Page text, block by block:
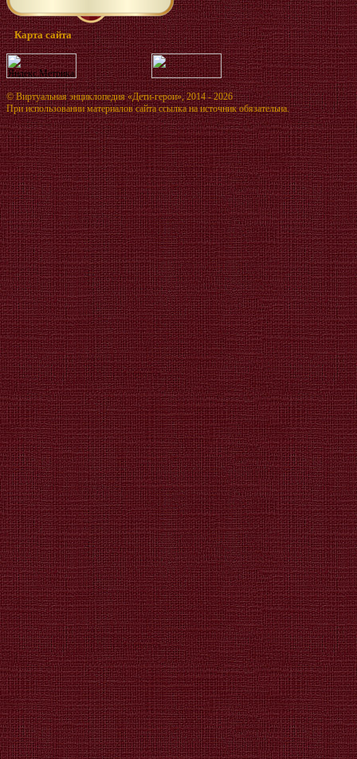
Карта сайта
©Виртуальная энциклопедия «Дети-герои», 2014 - 2026
При использовании материалов сайта ссылка на источник обязательна.